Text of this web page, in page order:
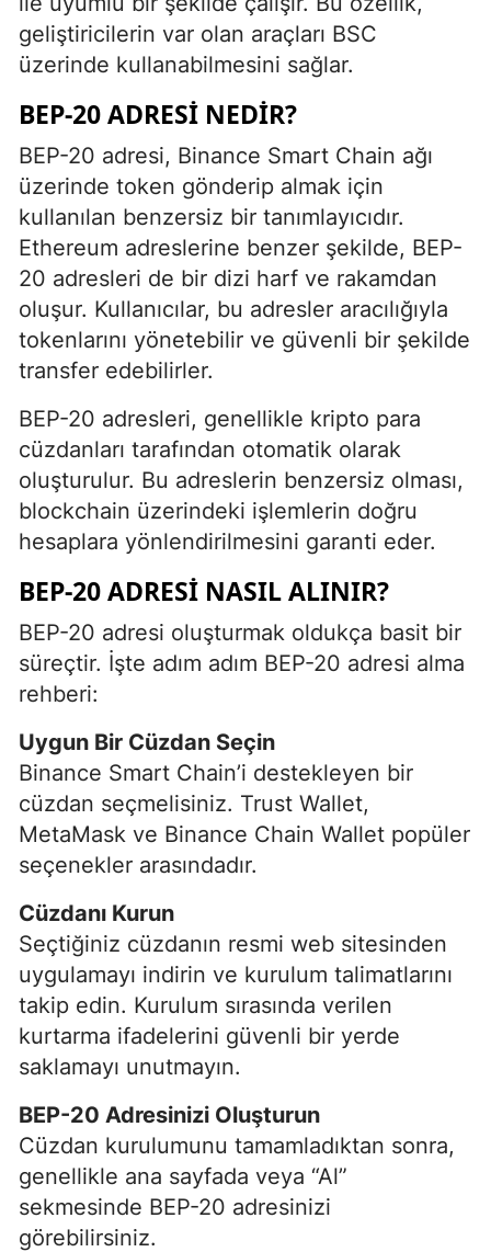
geliştiricilerin var olan araçları BSC
üzerinde kullanabilmesini sağlar.
BEP-20 ADRESI NEDIR?
BEP-20 adresi, Binance Smart Chain ağı
üzerinde token gönderip almak için
kullanılan benzersiz bir tanımlayıcıdır.
Ethereum adreslerine benzer şekilde, BEP-
20 adresleri de bir dizi harf ve rakamdan
oluşur. Kullanıcılar, bu adresler aracılığıyla
tokenlarını yönetebilir ve güvenli bir şekilde
transfer edebilirler.
BEP-20 adresleri, genellikle kripto para
cüzdanları tarafından otomatik olarak
oluşturulur. Bu adreslerin benzersiz olması,
blockchain üzerindeki işlemlerin doğru
hesaplara yönlendirilmesini garanti eder.
BEP-20 ADRESI NASIL ALINIR?
BEP-20 adresi oluşturmak oldukça basit bir
süreçtir. İşte adım adım BEP-20 adresi alma
rehberi:
Uygun Bir Cüzdan Seçin
Binance Smart Chain’i destekleyen bir
cüzdan seçmelisiniz. Trust Wallet,
MetaMask ve Binance Chain Wallet popüler
seçenekler arasındadır.
Cüzdanı Kurun
Seçtiğiniz cüzdanın resmi web sitesinden
uygulamayı indirin ve kurulum talimatlarını
takip edin. Kurulum sırasında verilen
kurtarma ifadelerini güvenli bir yerde
saklamayı unutmayın.
BEP-20 Adresinizi Oluşturun
Cüzdan kurulumunu tamamladıktan sonra,
genellikle ana sayfada veya “Al”
sekmesinde BEP-20 adresinizi
görebilirsiniz.